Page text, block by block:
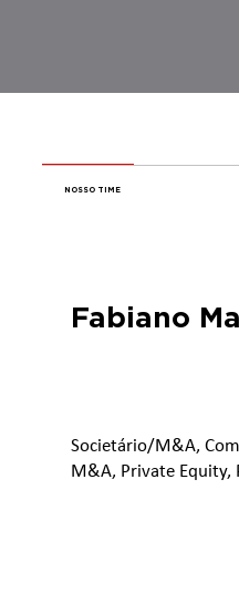
NOSSO TIME
Fabiano
Societário/M&A,
M&A, Private